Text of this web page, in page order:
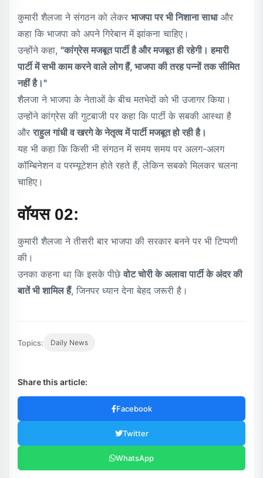
कुमारी शैलजा ने संगठन को लेकर भाजपा पर भी निशाना साधाऔर
कहा कि भाजपा को अपने गिरेबान में झांकना चाहिए।
उन्होंने कहा, "कांग्रेस मजबूत पार्टी है और मजबूत ही रहेगी। हमारी
पार्टी में सभी काम करने वाले लोग हैं, भाजपा की तरह पन्नों तक सीमित
नहीं है।"
शैलजा ने भाजपा के नेताओं के बीच मतभेदों को भी उजागर किया।
उन्होंने कांग्रेस की गुटबाजी पर कहा कि पार्टी के सबकी आस्था है
औरराहुल गांधी व खरगे के नेतृत्व में पार्टी मजबूत हो रही है।
यह भी कहा कि किसी भी संगठन में समय समय पर अलग-अलग
कॉम्बिनेशन व परम्यूटेशन होते रहते हैं, लेकिन सबको मिलकर चलना
चाहिए।
वॉयस 02:
कुमारी शैलजा ने तीसरी बार भाजपा की सरकार बनने पर भी टिप्पणी
की।
उनका कहना था कि इसके पीछेवोट चोरी के अलावा पार्टी के अंदर की
बातें भी शामिल हैं, जिनपर ध्यान देना बेहद जरूरी है।
Topics: Daily News
Share this article:
Facebook
Twitter
WhatsApp